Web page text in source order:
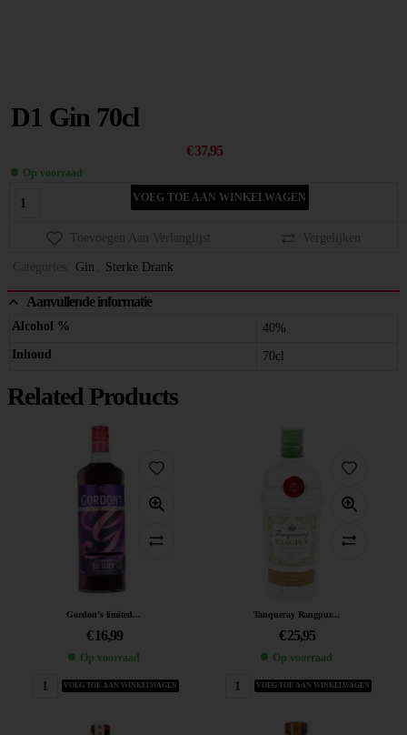
D1 Gin 70cl
€37,95
Op voorraad
VOEG TOE AAN WINKELWAGEN
Toevoegen Aan Verlanglijst Vergelijken
Gin Sterke Drank
Aanvullende informatie
Alcohol %
40%
Inhoud
70cl
Related Products
Gordon’s limited...
€16,99
Op voorraad
VOEG TOE AAN WINKELWAGEN
Tanqueray Rangpur...
€25,95
Op voorraad
VOEG TOE AAN WINKELWAGEN